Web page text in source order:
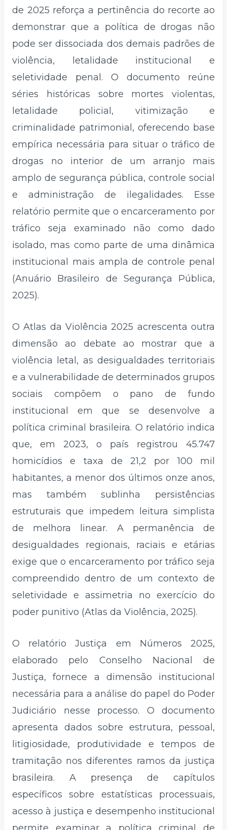
de 2025 reforça a pertinência do recorte ao
demonstrar que a política de drogas não
pode ser dissociada dos demais padrões de
violência, letalidade institucional e
seletividade penal. O documento reúne
séries históricas sobre mortes violentas,
letalidade policial, vitimização e
criminalidade patrimonial, oferecendo base
empírica necessária para situar o tráfico de
drogas no interior de um arranjo mais
amplo de segurança pública, controle social
e administração de ilegalidades. Esse
relatório permite que o encarceramento por
tráfico seja examinado não como dado
isolado, mas como parte de uma dinâmica
institucional mais ampla de controle penal
(Anuário Brasileiro de Segurança Pública,
2025).
O Atlas da Violência 2025 acrescenta outra
dimensão ao debate ao mostrar que a
violência letal, as desigualdades territoriais
e a vulnerabilidade de determinados grupos
sociais compõem o pano de fundo
institucional em que se desenvolve a
política criminal brasileira. O relatório indica
que, em 2023, o país registrou 45.747
homicídios e taxa de 21,2 por 100 mil
habitantes, a menor dos últimos onze anos,
mas também sublinha persistências
estruturais que impedem leitura simplista
de melhora linear. A permanência de
desigualdades regionais, raciais e etárias
exige que o encarceramento por tráfico seja
compreendido dentro de um contexto de
seletividade e assimetria no exercício do
poder punitivo (Atlas da Violência, 2025).
O relatório Justiça em Números 2025,
elaborado pelo Conselho Nacional de
Justiça, fornece a dimensão institucional
necessária para a análise do papel do Poder
Judiciário nesse processo. O documento
apresenta dados sobre estrutura, pessoal,
litigiosidade, produtividade e tempos de
tramitação nos diferentes ramos da justiça
brasileira. A presença de capítulos
específicos sobre estatísticas processuais,
acesso à justiça e desempenho institucional